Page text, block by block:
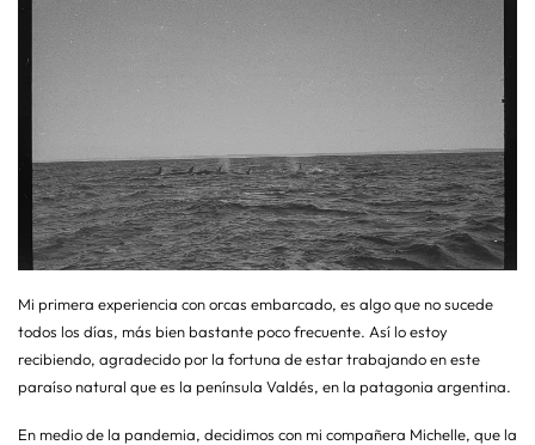
Mi primera experiencia con orcas embarcado, es algo que no sucede
todos los días, más bien bastante poco frecuente. Así lo estoy
recibiendo, agradecido por la fortuna de estar trabajando en este
paraíso natural que es la península Valdés, en la patagonia argentina.
En medio de la pandemia, decidimos con mi compañera Michelle, que la